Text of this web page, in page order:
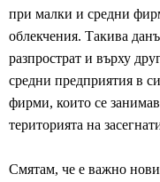
при малки и средни
облекчения. Такива
разпрострат и върху
средни предприятия в
фирми, които се
територията на
Смятам, че е важно